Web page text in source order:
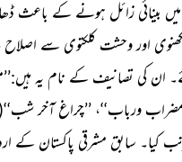
آفیسر کی حیثیت سے ا ن کی خدمات حاصل کرلیں۔ اپریل ۱۹۷۰ء میں بینائی زائل
اور وحشت کلکتوی سے اصلاح
کراچی میں انتقال کرگئے۔ ان کی تصانیف کے نام یہ
مضراب ورباب‘‘، ’’چراغ آخر
کیا۔ سابق مشرقی پاکستان کے